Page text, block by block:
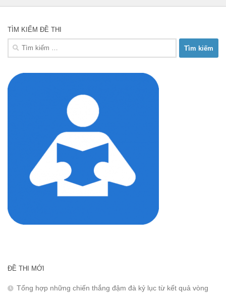
TÌM KIẾM ĐỀ THI
Tìm
ĐỀ THI MỚI
Tổng hợp những chiến thắng đậm đà kỷ lục từ kết quả vòng